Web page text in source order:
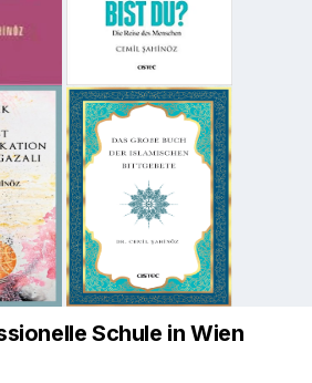
Schule in Wien